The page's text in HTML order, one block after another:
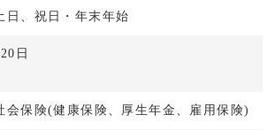
日、祝日・年末年始
日
会保険(健康保険、厚生年金、雇用保険)